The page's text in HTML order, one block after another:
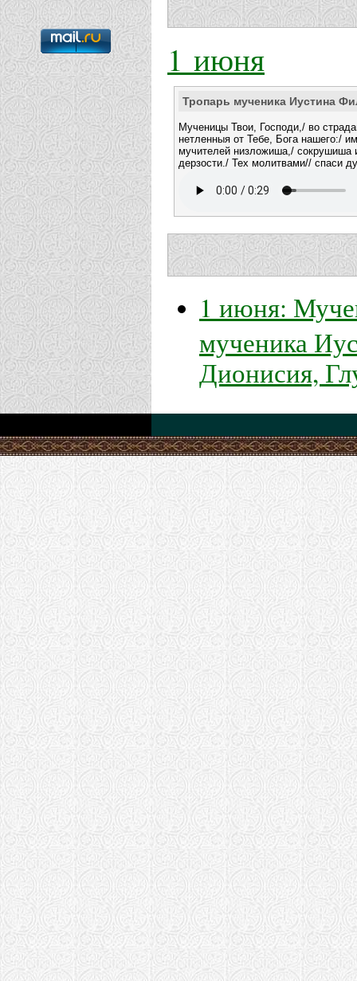
1 июня
Тропарь мученика Иустина
Мученицы Твои, Господи,/ во
нетленныя от Тебе, Бога нашего:/
мучителей низложиша,/
дерзости./ Тех молитвами// спаси
1 июня:
мученика
Дионисия,